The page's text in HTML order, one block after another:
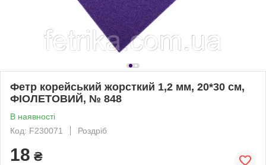
Фетр корейський жорсткий 1,2 мм, 20*30 см,
ФІОЛЕТОВИЙ, № 848
В наявності
Код: F230071
Роздріб
18 ₴